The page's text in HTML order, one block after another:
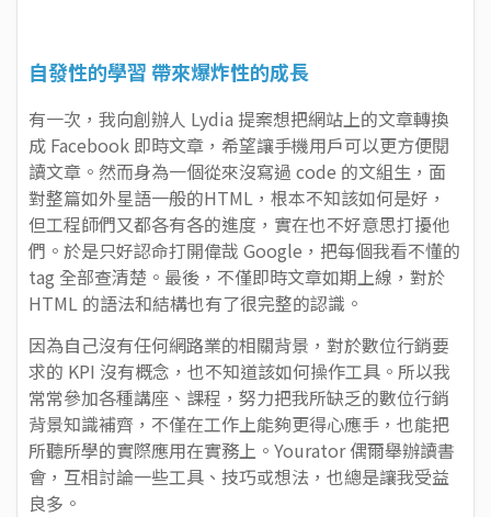
自發性的學習 帶來爆炸性的成長
有一次，我向創辦人 Lydia 提案想把網站上的文章轉換
成 Facebook 即時文章，希望讓手機用戶可以更方便閱
讀文章。然而身為一個從來沒寫過 code 的文組生，面
對整篇如外星語一般的HTML，根本不知該如何是好，
但工程師們又都各有各的進度，實在也不好意思打擾他
們。於是只好認命打開偉哉 Google，把每個我看不懂的
tag 全部查清楚。最後，不僅即時文章如期上線，對於
HTML 的語法和結構也有了很完整的認識。
因為自己沒有任何網路業的相關背景，對於數位行銷要
求的 KPI 沒有概念，也不知道該如何操作工具。所以我
常常參加各種講座、課程，努力把我所缺乏的數位行銷
背景知識補齊，不僅在工作上能夠更得心應手，也能把
所聽所學的實際應用在實務上。Yourator 偶爾舉辦讀書
會，互相討論一些工具、技巧或想法，也總是讓我受益
良多。